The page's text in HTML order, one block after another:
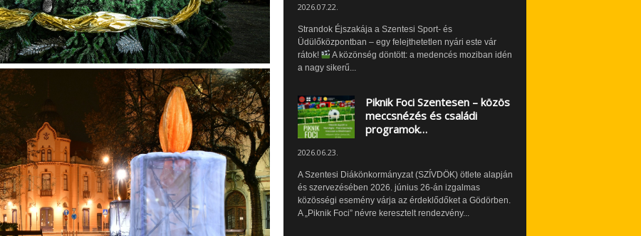
2026.07.22.
Strandok Éjszakája a Szentesi Sport- és
Üdülőközpontban – egy felejthetetlen nyári este vár
rátok!
A közönség döntött: a medencés moziban idén
a nagy sikerű...
Piknik Foci Szentesen – közös
meccsnézés és családi
programok…
2026.06.23.
A Szentesi Diákönkormányzat (SZÍVDÖK) ötlete alapján
és szervezésében 2026. június 26-án izgalmas
közösségi esemény várja az érdeklődőket a Gödörben.
A „Piknik Foci” névre keresztelt rendezvény...